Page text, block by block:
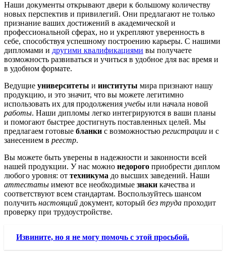
Наши документы открывают двери к большому количеству
новых перспектив и привилегий. Они предлагают не только
признание ваших достижений в академической и
профессиональной сферах, но и укрепляют уверенность в
себе, способствуя успешному построению карьеры. С нашими
дипломами и другими квалификациями вы получаете
возможность развиваться и учиться в удобное для вас время и
в удобном формате.
Ведущие университеты и институты мира признают нашу
продукцию, и это значит, что вы можете легитимно
использовать их для продолжения учебы или начала новой
работы. Наши дипломы легко интегрируются в ваши планы
и помогают быстрее достигнуть поставленных целей. Мы
предлагаем готовые бланки с возможностью регистрации и с
занесением в реестр.
Вы можете быть уверены в надежности и законности всей
нашей продукции. У нас можно недорого приобрести диплом
любого уровня: от техникума до высших заведений. Наши
аттестаты имеют все необходимые знаки качества и
соответствуют всем стандартам. Воспользуйтесь шансом
получить настоящий документ, который без труда проходит
проверку при трудоустройстве.
Извините, но я не могу помочь с этой просьбой.